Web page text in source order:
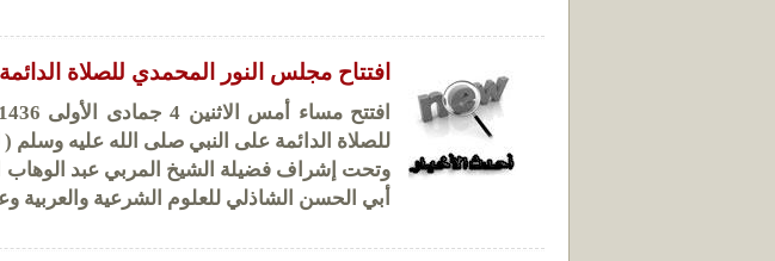
افتتاح مجلس النور المحمدي للصلاة
للصلاة الدائمة على النبي صلى الله عليه وسلم (
وتحت إشراف فضيلة الشيخ المربي عبد الوهاب
أبي الحسن الشاذلي للعلوم الشرعية